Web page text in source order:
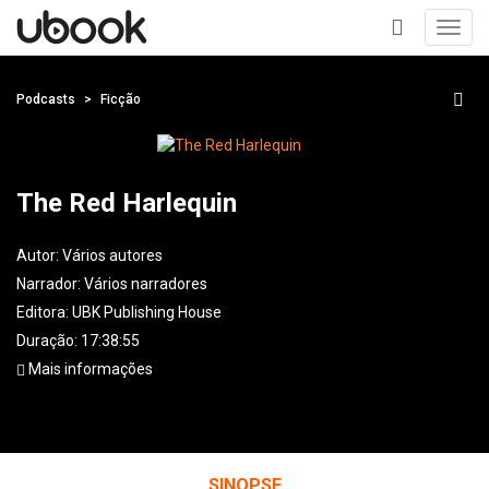
+
Podcasts Ficção
The Red Harlequin
Autor: Vários autores
Narrador: Vários narradores
Editora: UBK Publishing House
Duração: 17:38:55
Mais informações